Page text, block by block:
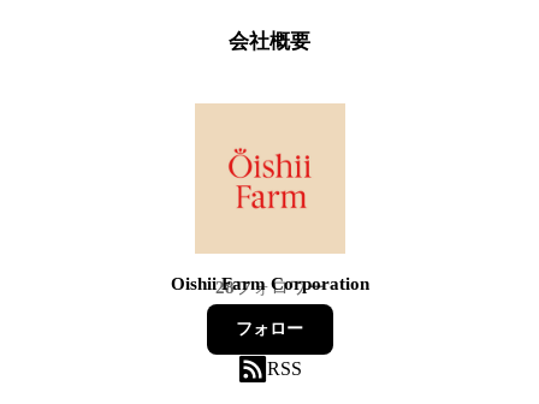
会社概要
Oishii Farm Corporation
28フォロワー
フォロー
RSS